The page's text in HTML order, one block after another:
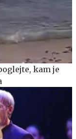
kam je